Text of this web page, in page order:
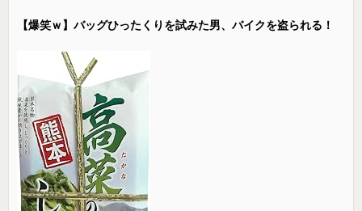
【爆笑ｗ】バッグひったくりを試みた男、バイクを盗られる！